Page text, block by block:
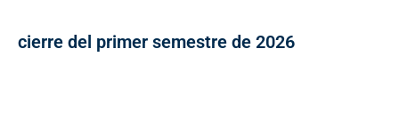
cierre del primer semestre de 2026